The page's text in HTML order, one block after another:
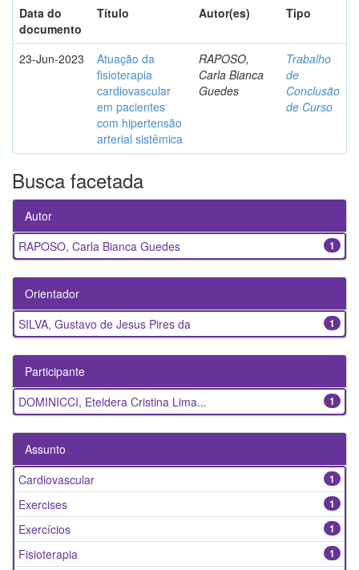
Data do
documento
Título Autor(es) Tipo
23-Jun-2023
Atuação da
fisioterapia
cardiovascular
em pacientes
com hipertensão
arterial sistêmica
RAPOSO,
Carla Bianca
Guedes
Trabalho
de
Conclusão
de Curso
Busca facetada
Autor
1
RAPOSO, Carla Bianca Guedes
Orientador
1
SILVA, Gustavo de Jesus Pires da
Participante
1
DOMINICCI, Eteldera Cristina Lima...
Assunto
1
Cardiovascular
1
Exercises
1
Exercícios
1
Fisioterapia